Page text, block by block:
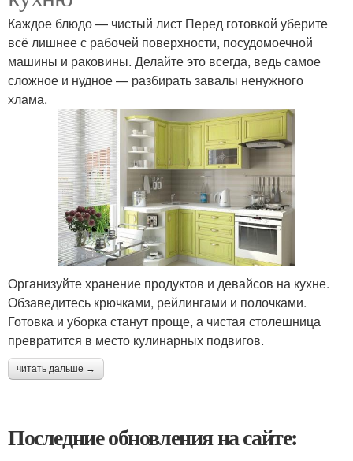
Каждое блюдо — чистый лист Перед готовкой уберите
всё лишнее с рабочей поверхности, посудомоечной
машины и раковины. Делайте это всегда, ведь самое
сложное и нудное — разбирать завалы ненужного
хлама.
Организуйте хранение продуктов и девайсов на кухне.
Обзаведитесь крючками, рейлингами и полочками.
Готовка и уборка станут проще, а чистая столешница
превратится в место кулинарных подвигов.
читать дальше →
Последние обновления на сайте: